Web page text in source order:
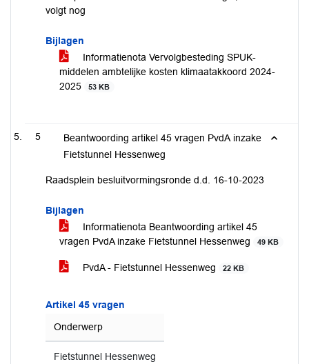
volgt nog
Bijlagen
Informatienota Vervolgbesteding SPUK-
middelen ambtelijke kosten klimaatakkoord 2024-
2025
53 KB
5
Beantwoording artikel 45 vragen PvdA inzake
Fietstunnel Hessenweg
Raadsplein besluitvormingsronde d.d. 16-10-2023
Bijlagen
Informatienota Beantwoording artikel 45
vragen PvdA inzake Fietstunnel Hessenweg
49 KB
PvdA - Fietstunnel Hessenweg 22 KB
Artikel 45 vragen
Onderwerp
Fietstunnel Hessenweg